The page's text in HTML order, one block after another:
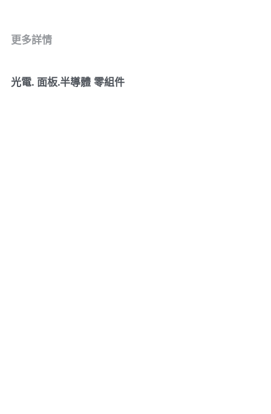
更多詳情
光電. 面板.半導體 零組件